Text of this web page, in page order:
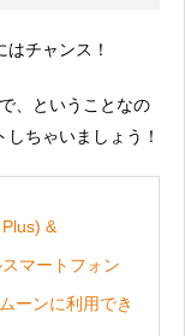
チャンス！
、ということなの
ちゃいましょう！
&
マートフォン
ーンに利用でき